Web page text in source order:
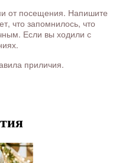
от посещения. Напишите
что запомнилось, что
Если вы ходили с
приличия.